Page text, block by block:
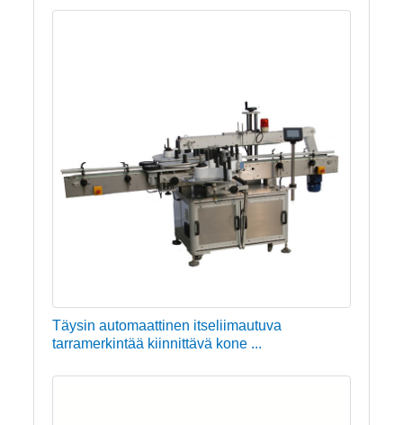
Täysin automaattinen itseliimautuva
tarramerkintää kiinnittävä kone ...